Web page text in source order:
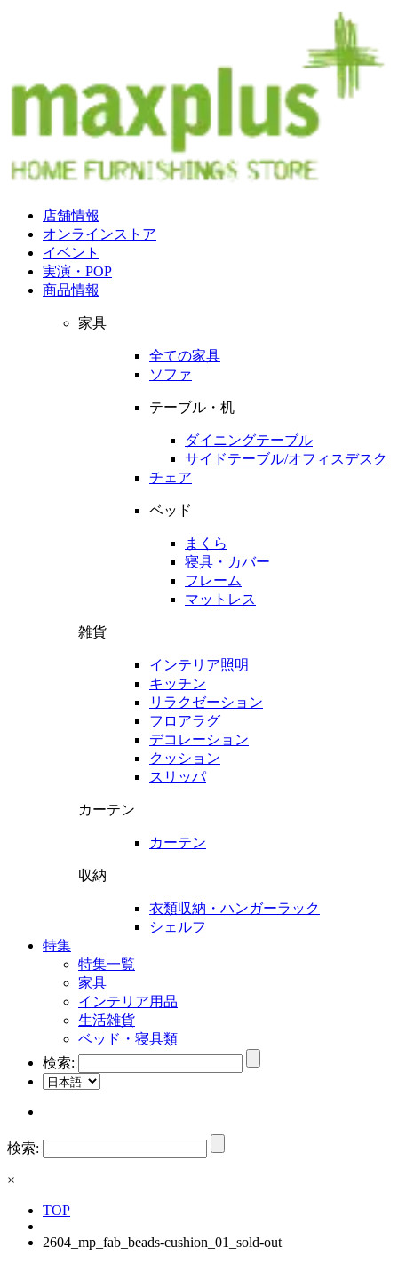
店舗情報
オンラインストア
イベント
実演・POP
商品情報
家具
全ての家具
ソファ
テーブル・机
ダイニングテーブル
サイドテーブル/オフィスデスク
チェア
ベッド
まくら
寝具・カバー
フレーム
マットレス
雑貨
インテリア照明
キッチン
リラクゼーション
フロアラグ
デコレーション
クッション
スリッパ
カーテン
カーテン
収納
衣類収納・ハンガーラック
シェルフ
特集
特集一覧
家具
インテリア用品
生活雑貨
ベッド・寝具類
検索:
検索:
×
TOP
2604_mp_fab_beads-cushion_01_sold-out